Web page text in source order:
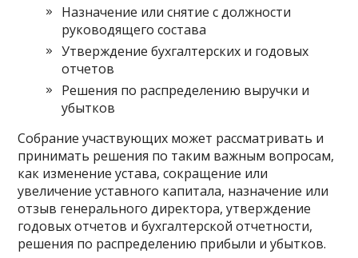
Назначение или снятие с должности
руководящего состава
Утверждение бухгалтерских и годовых
отчетов
Решения по распределению выручки и
убытков
Собрание участвующих может рассматривать и
принимать решения по таким важным вопросам,
как изменение устава, сокращение или
увеличение уставного капитала, назначение или
отзыв генерального директора, утверждение
годовых отчетов и бухгалтерской отчетности,
решения по распределению прибыли и убытков.